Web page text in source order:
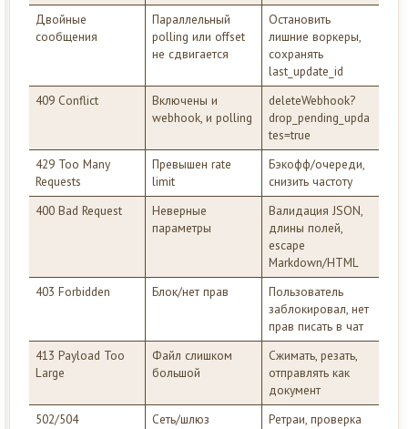
Двойные
сообщения
Параллельный
polling или offset
не сдвигается
Остановить
лишние воркеры,
сохранять
last_update_id
409 Conflict
Включены и
webhook, и polling
deleteWebhook?
drop_pending_upda
tes=true
429 Too Many
Requests
Превышен rate
limit
Бэкофф/очереди,
снизить частоту
400 Bad Request
Неверные
параметры
Валидация JSON,
длины полей,
escape
Markdown/HTML
403 Forbidden
Блок/нет прав
Пользователь
заблокировал, нет
прав писать в чат
413 Payload Too
Large
Файл слишком
большой
Сжимать, резать,
отправлять как
документ
502/504
Сеть/шлюз
Ретраи, проверка